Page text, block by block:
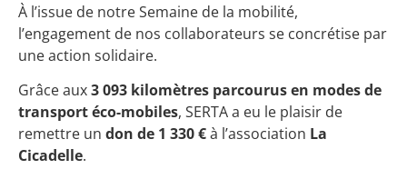
À l’issue de notre Semaine de la mobilité,
l’engagement de nos collaborateurs se concrétise par
une action solidaire.
Grâce aux3 093 kilomètres parcourus en modes de
transport éco-mobiles, SERTA a eu le plaisir de
remettre un don de 1 330 €à l’association La
Cicadelle.